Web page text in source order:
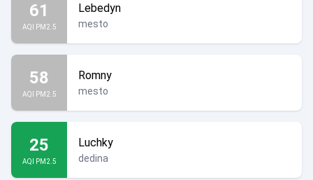
61
AQI PM2.5
Lebedyn
mesto
58
AQI PM2.5
Romny
mesto
25
AQI PM2.5
Luchky
dedina